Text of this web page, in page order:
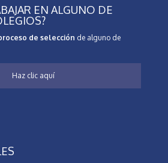
EN ALGUNO DE
de selección de alguno de
Haz clic aquí